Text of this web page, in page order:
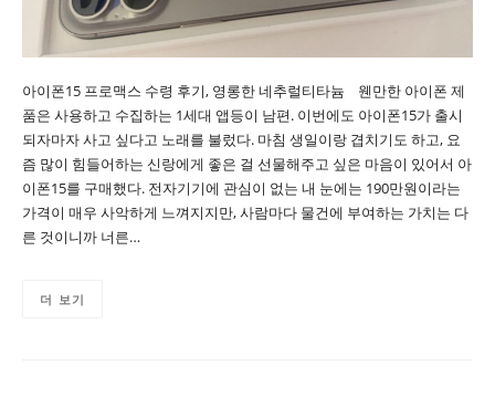
아이폰15 프로맥스 수령 후기, 영롱한 네추럴티타늄 웬만한 아이폰 제
품은 사용하고 수집하는 1세대 앱등이 남편. 이번에도 아이폰15가 출시
되자마자 사고 싶다고 노래를 불렀다. 마침 생일이랑 겹치기도 하고, 요
즘 많이 힘들어하는 신랑에게 좋은 걸 선물해주고 싶은 마음이 있어서 아
이폰15를 구매했다. 전자기기에 관심이 없는 내 눈에는 190만원이라는
가격이 매우 사악하게 느껴지지만, 사람마다 물건에 부여하는 가치는 다
른 것이니까 너른…
더 보기